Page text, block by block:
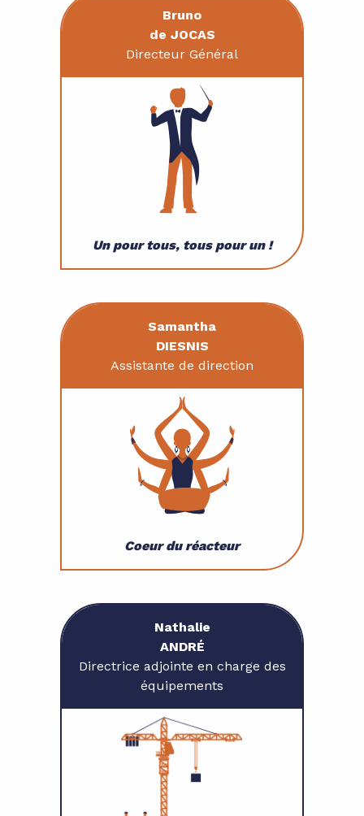
Bruno
de JOCAS
Directeur Général
Un pour tous, tous pour un !
Samantha
DIESNIS
Assistante de direction
Coeur du réacteur
Nathalie
ANDRÉ
Directrice adjointe en charge des
équipements